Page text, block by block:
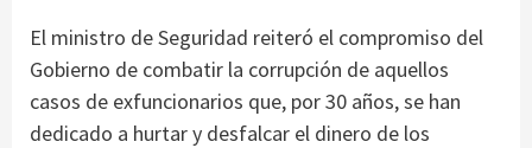
El ministro de Seguridad reiteró el compromiso del
Gobierno de combatir la corrupción de aquellos
casos de exfuncionarios que, por 30 años, se han
dedicado a hurtar y desfalcar el dinero de los